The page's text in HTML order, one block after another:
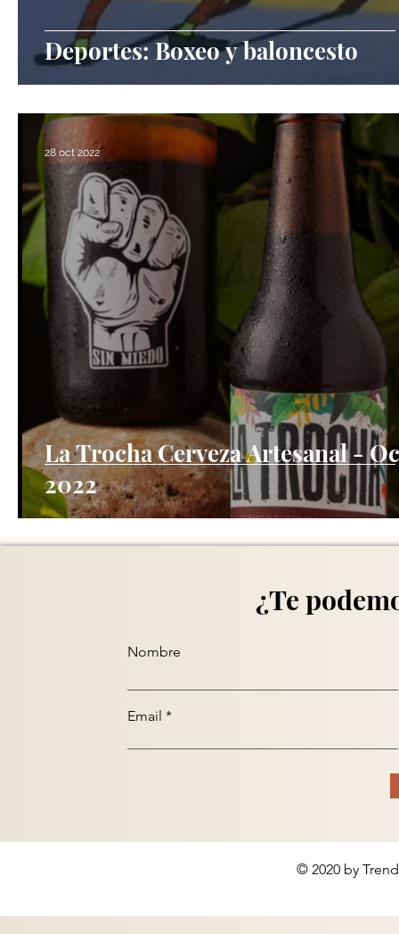
Deportes: Boxeo y baloncesto
La Trocha Cerveza Artesanal -
2022
28 oct 2022
¿Te
Nombre
Email
© 2020 by